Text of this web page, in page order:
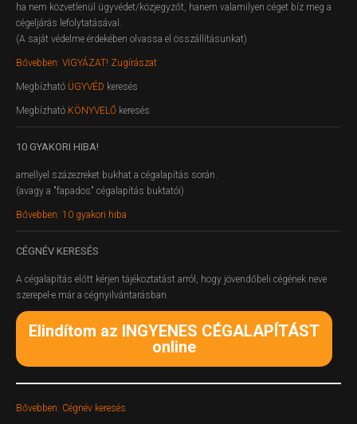
ha nem közvetlenül ügyvédet/közjegyzőt, hanem valamilyen céget bíz meg a
cégeljárás lefolytatásával.
(A saját védelme érdekében olvassa el összállításunkat)
Bővebben: VIGYÁZAT! Zugírászat
Megbízható ÜGYVÉD keresés
Megbízható KÖNYVELŐ keresés
10 GYAKORI HIBA!
amellyel százezreket bukhat a cégalapítás során.
(avagy a "fapados" cégalapítás buktatói)
Bővebben: 10 gyakori hiba
CÉGNÉV KERESÉS
A cégalapítás előtt kérjen tájékoztatást arról, hogy jövendőbeli cégének neve
szerepel-e már a cégnyilvántarásban.
Elindítom az INGYENES CÉGALAPÍTÁST
online
Bővebben: Cégnév keresés